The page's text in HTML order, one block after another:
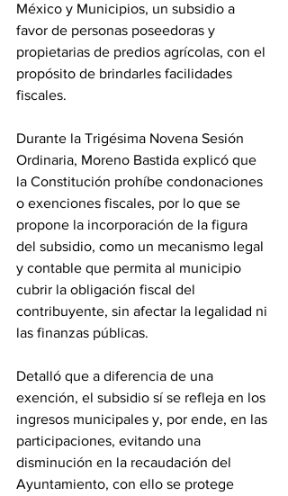
México y Municipios, un subsidio a
favor de personas poseedoras y
propietarias de predios agrícolas, con el
propósito de brindarles facilidades
fiscales.
Durante la Trigésima Novena Sesión
Ordinaria, Moreno Bastida explicó que
la Constitución prohíbe condonaciones
o exenciones fiscales, por lo que se
propone la incorporación de la figura
del subsidio, como un mecanismo legal
y contable que permita al municipio
cubrir la obligación fiscal del
contribuyente, sin afectar la legalidad ni
las finanzas públicas.
Detalló que a diferencia de una
exención, el subsidio sí se refleja en los
ingresos municipales y, por ende, en las
participaciones, evitando una
disminución en la recaudación del
Ayuntamiento, con ello se protege